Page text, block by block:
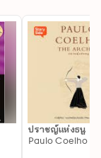
ปราชญ์แห่งธนู
Paulo Coelho